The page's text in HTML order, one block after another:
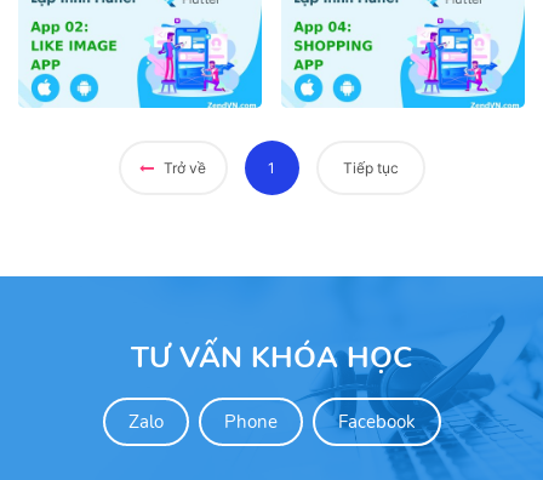
Trở về 1 (current) Tiếp tục
TƯ VẤN KHÓA HỌC
Zalo Phone Facebook